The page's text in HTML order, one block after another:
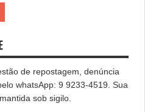
de repostagem, denúncia
whatsApp: 9 9233-4519. Sua
sob sigilo.